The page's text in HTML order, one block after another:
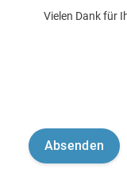
Vielen Dank für